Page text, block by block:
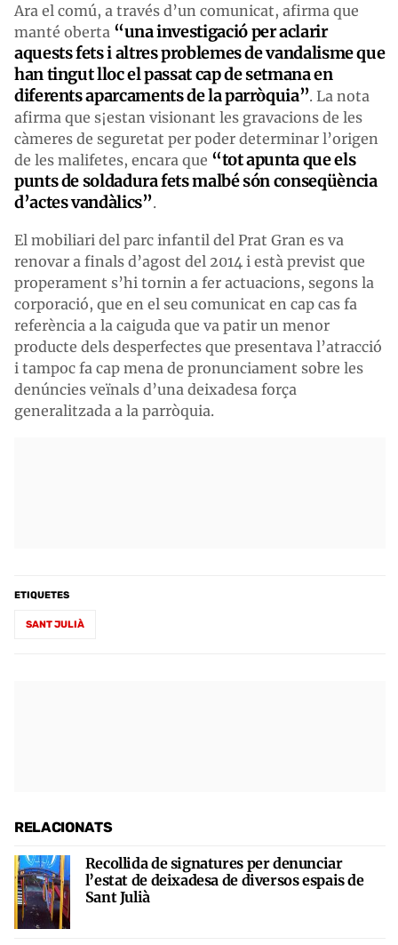
Ara el comú, a través d’un comunicat, afirma que
manté oberta “una investigació per aclarir
aquests fets i altres problemes de vandalisme que
han tingut lloc el passat cap de setmana en
diferents aparcaments de la parròquia”. La nota
afirma que s¡estan visionant les gravacions de les
càmeres de seguretat per poder determinar l’origen
de les malifetes, encara que “tot apunta que els
punts de soldadura fets malbé són conseqüència
d’actes vandàlics”.
El mobiliari del parc infantil del Prat Gran es va
renovar a finals d’agost del 2014 i està previst que
properament s’hi tornin a fer actuacions, segons la
corporació, que en el seu comunicat en cap cas fa
referència a la caiguda que va patir un menor
producte dels desperfectes que presentava l’atracció
i tampoc fa cap mena de pronunciament sobre les
denúncies veïnals d’una deixadesa força
generalitzada a la parròquia.
ETIQUETES
SANT JULIÀ
RELACIONATS
Recollida de signatures per denunciar
l’estat de deixadesa de diversos espais de
Sant Julià